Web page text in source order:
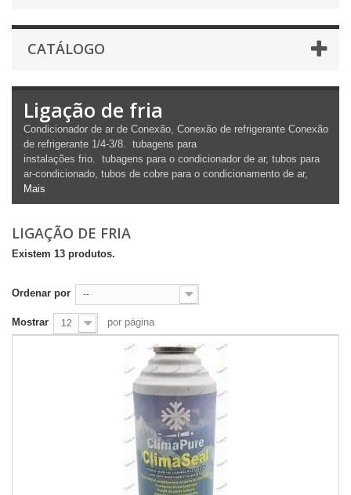
CATÁLOGO
Ligação de fria
Condicionador de ar de Conexão, Conexão de refrigerante Conexão
de refrigerante 1/4-3/8. tubagens para
instalações frio. tubagens para o condicionador de ar, tubos para
ar-condicionado, tubos de cobre para o condicionamento de ar,
Mais
LIGAÇÃO DE FRIA
Existem 13 produtos.
Ordenar por --
Mostrar 12 por página